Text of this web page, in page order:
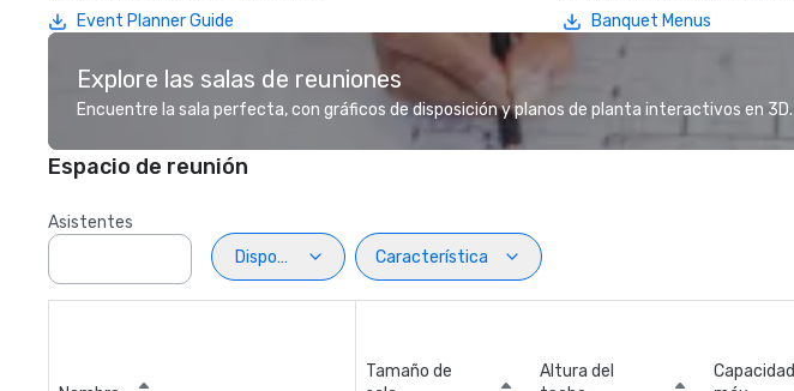
Event Planner Guide
Banquet Menus
Explore las salas de reuniones
Encuentre la sala perfecta, con gráficos de disposición y planos de planta interactivos en 3D.
Espacio de reunión
Asistentes
Disposiciön
Característica
Tamaño de
Altura del
Capacidad